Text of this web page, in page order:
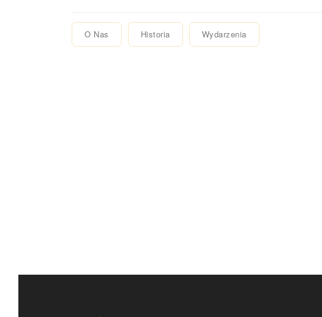
O Nas Historia Wydarzenia